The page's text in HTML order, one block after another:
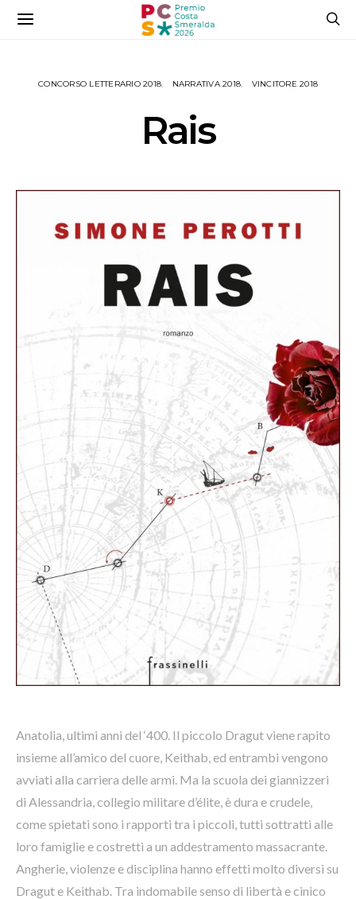
CONCORSO LETTERARIO 2018 NARRATIVA 2018 VINCITORE 2018
Rais
Anatolia, ultimi anni del ‘400. Il piccolo Dragut viene rapito
insieme all’amico del cuore, Keithab, ed entrambi vengono
avviati alla carriera delle armi. Ma la scuola dei giannizzeri
di Alessandria, collegio militare d’élite, è dura e crudele,
come spietati sono i rapporti tra i piccoli, tutti sottratti alle
loro famiglie e costretti a un addestramento massacrante.
Angherie, violenze e disciplina hanno effetti molto diversi su
Dragut e Keithab. Tra indomabile senso di libertà e cinico